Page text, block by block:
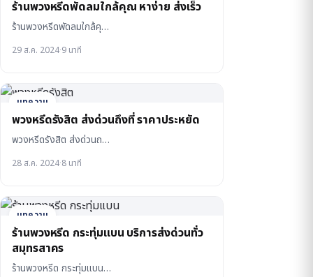
ร้านพวงหรีดพัดลมใกล้คุณ หาง่าย ส่งเร็ว
ร้านพวงหรีดพัดลมใกล้คุ…
29 ส.ค. 2024·9 นาที
บทความ
พวงหรีดรังสิต ส่งด่วนถึงที่ ราคาประหยัด
พวงหรีดรังสิต ส่งด่วนถ…
28 ส.ค. 2024·8 นาที
บทความ
ร้านพวงหรีด กระทุ่มแบน บริการส่งด่วนทั่ว
สมุทรสาคร
ร้านพวงหรีด กระทุ่มแบน…